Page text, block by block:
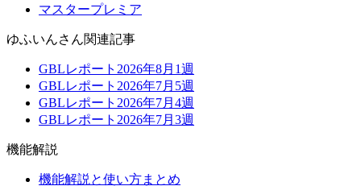
マスタープレミア
ゆふいんさん関連記事
GBLレポート2026年8月1週
GBLレポート2026年7月5週
GBLレポート2026年7月4週
GBLレポート2026年7月3週
機能解説
機能解説と使い方まとめ